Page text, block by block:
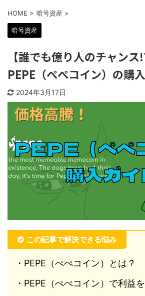
HOME > 暗号資産 >
暗号資産
【誰でも億り人のチャン
PEPE（ぺぺコイン）の購
2024年3月17日
この記事で解決できる悩み
・PEPE（ぺぺコイン）とは？
・PEPE（ぺぺコイン）で利益